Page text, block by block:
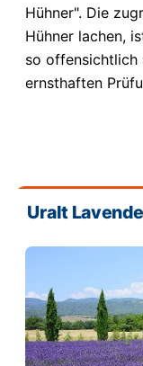
Hühner". Die
Hühner lachen,
so offensichtlich
ernsthaften
Uralt